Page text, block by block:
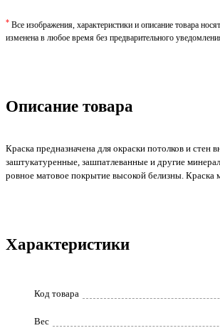
* Все изображения, характеристики и описание товара
изменена в любое время без предварительного
Описание товара
Краска предназначена для окраски потолков и
заштукатуренные, зашпатлеванные и другие
ровное матовое покрытие высокой белизны. Краска
Характеристики
Код товара
Вес